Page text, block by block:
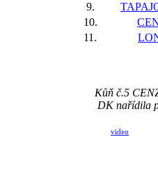
9.
10.
11.
Kůň č.5
DK nařídila
video